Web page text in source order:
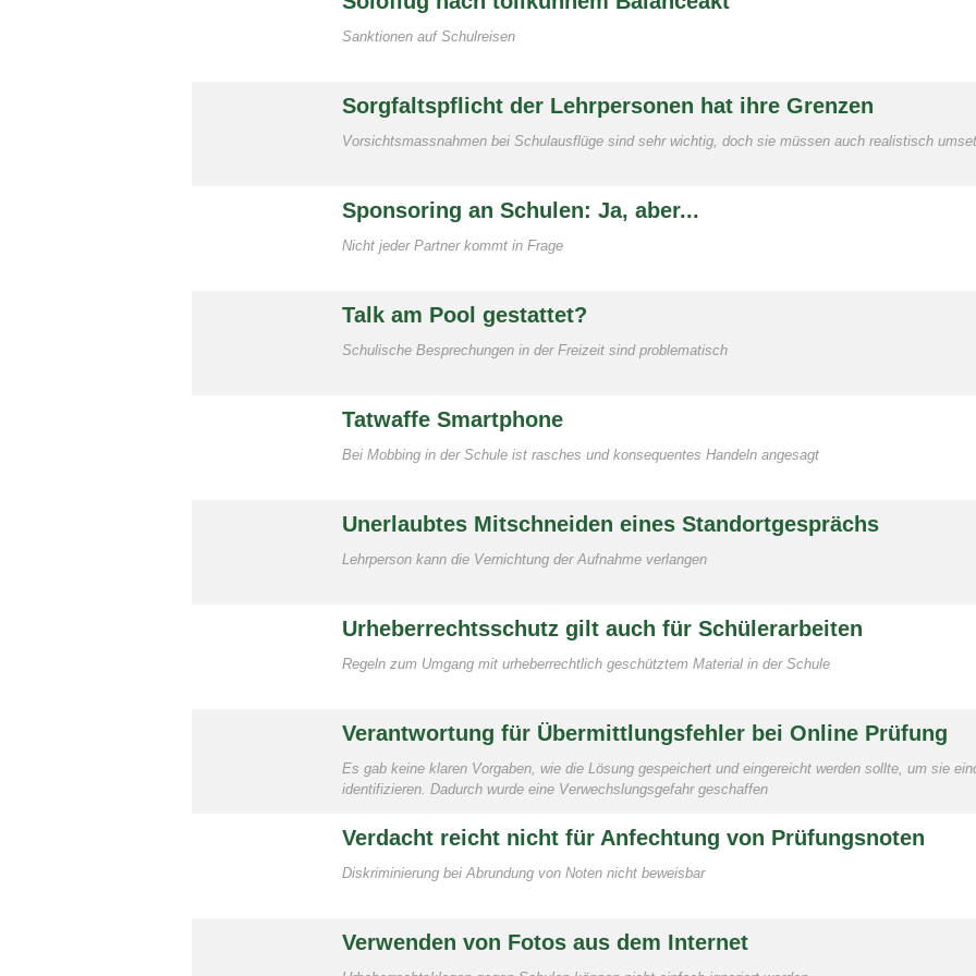
Sanktionen auf Schulreisen
Sorgfaltspflicht der Lehrpersonen hat ihre Grenzen
Vorsichtsmassnahmen bei Schulausflüge sind sehr wichtig, doch sie müssen auch realistisch
Sponsoring an Schulen: Ja, aber...
Nicht jeder Partner kommt in Frage
Talk am Pool gestattet?
Schulische Besprechungen in der Freizeit sind problematisch
Tatwaffe Smartphone
Bei Mobbing in der Schule ist rasches und konsequentes Handeln angesagt
Unerlaubtes Mitschneiden eines Standortgesprächs
Lehrperson kann die Vernichtung der Aufnahme verlangen
Urheberrechtsschutz gilt auch für Schülerarbeiten
Regeln zum Umgang mit urheberrechtlich geschütztem Material in der Schule
Verantwortung für Übermittlungsfehler bei Online Prüfung
Es gab keine klaren Vorgaben, wie die Lösung gespeichert und eingereicht werden sollte, um sie
identifizieren. Dadurch wurde eine Verwechslungsgefahr geschaffen
Verdacht reicht nicht für Anfechtung von Prüfungsnoten
Diskriminierung bei Abrundung von Noten nicht beweisbar
Verwenden von Fotos aus dem Internet